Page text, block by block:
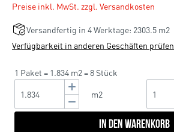
Preise inkl. MwSt. zzgl. Versandkosten
Versandfertig in 4 Werktage: 2303.5 m2
Verfügbarkeit in anderen Geschäften prüfen
1 Paket = 1.834 m2 = 8 Stück
m2
In den Warenkorb